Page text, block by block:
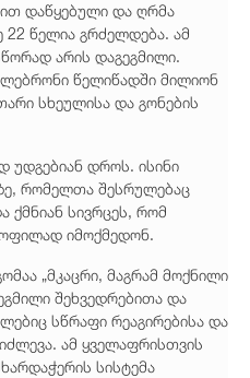
დაწყებული და ღრმა
წელია გრძელდება. ამ
არის დაგეგმილი.
წელიწადში მილიონ
სხეულისა და გონების
უდგებიან დროს. ისინი
რომელთა შესრულებაც
სივრცეს, რომ
იმოქმედონ.
„მკაცრი, მაგრამ მოქნილი
შეხვედრებითა და
სწრაფი რეაგირებისა და
ამ ყველაფრისთვის
სისტემა